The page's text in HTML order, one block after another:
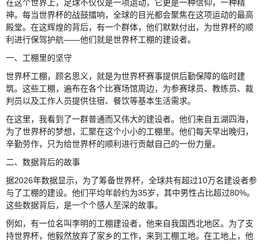
在这个世界上，足球不仅仅是一项运动，它更是一种信仰，一种精
神。每当世界杯的战鼓擂响，全球的目光都会聚焦在这项运动的最高
殿堂。在这辉煌的背后，有一个群体，他们默默付出，为世界杯的顺
利进行保驾护航——他们就是世界杯工棚的建设者。
一、工棚里的坚守
世界杯工棚，顾名思义，就是为世界杯赛事提供后勤保障的临时建
筑。这些工棚，遍布在各个比赛场馆周边，为参赛球员、教练员、裁
判员以及工作人员提供住宿、餐饮等基本生活需求。
在这里，我看到了一群普通而又伟大的建设者。他们来自五湖四海，
为了世界杯的梦想，汇聚在这个小小的工棚里。他们每天早出晚归，
辛勤劳作，只为给世界杯的顺利进行贡献自己的一份力量。
二、数据背后的故事
据2026年数据显示，为了筹备世界杯，全球共有超过10万名建设者参
与了工棚的建设。他们平均年龄约为35岁，其中男性占比超过80%。
这些数据背后，是一个个感人至深的故事。
例如，有一位名叫李明的工棚建设者，他来自我国西北地区。为了支
持世界杯，他毅然放弃了家乡的工作，来到工棚工地。在工地上，他